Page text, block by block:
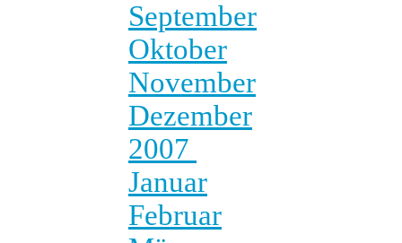
September
Oktober
November
Dezember
2007
Januar
Februar